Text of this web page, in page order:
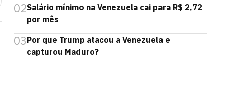
02Salário mínimo na Venezuela cai para R$ 2,72
por mês
03Por que Trump atacou a Venezuela e
capturou Maduro?